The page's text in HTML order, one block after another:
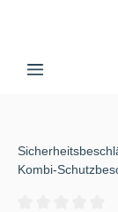
Kombi-